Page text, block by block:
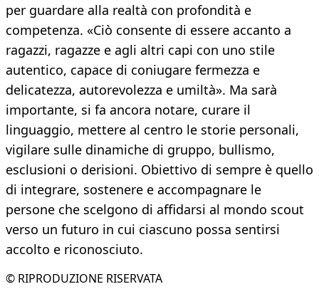
per guardare alla realtà con profondità e
competenza. «Ciò consente di essere accanto a
ragazzi, ragazze e agli altri capi con uno stile
autentico, capace di coniugare fermezza e
delicatezza, autorevolezza e umiltà». Ma sarà
importante, si fa ancora notare, curare il
linguaggio, mettere al centro le storie personali,
vigilare sulle dinamiche di gruppo, bullismo,
esclusioni o derisioni. Obiettivo di sempre è quello
di integrare, sostenere e accompagnare le
persone che scelgono di affidarsi al mondo scout
verso un futuro in cui ciascuno possa sentirsi
accolto e riconosciuto.
© RIPRODUZIONE RISERVATA